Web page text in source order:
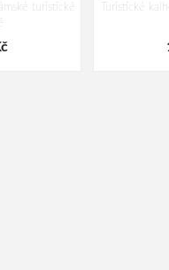
turistické
Turistické